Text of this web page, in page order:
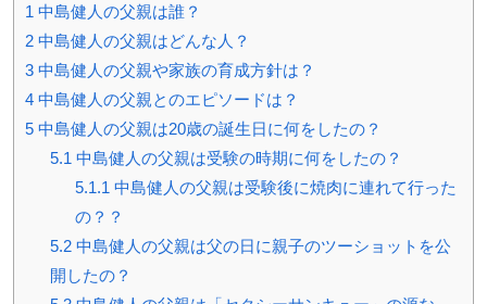
1 中島健人の父親は誰？
2 中島健人の父親はどんな人？
3 中島健人の父親や家族の育成方針は？
4 中島健人の父親とのエピソードは？
5 中島健人の父親は20歳の誕生日に何をしたの？
5.1 中島健人の父親は受験の時期に何をしたの？
5.1.1 中島健人の父親は受験後に焼肉に連れて行った
の？？
5.2中島健人の父親は父の日に親子のツーショットを公
開したの？